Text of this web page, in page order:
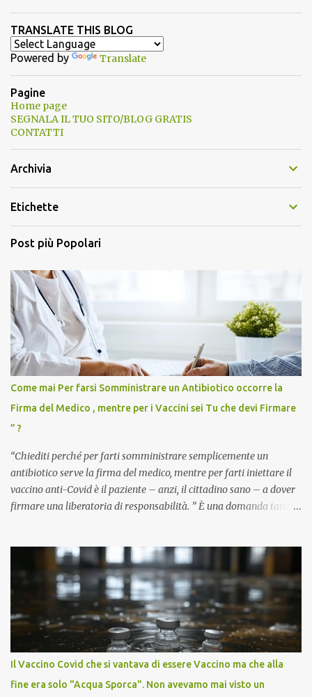
TRANSLATE THIS BLOG
Powered by Translate
Pagine
Home page
SEGNALA IL TUO SITO/BLOG GRATIS
CONTATTI
Archivia
Etichette
Post più Popolari
Come mai Per farsi Somministrare un Antibiotico occorre la
Firma del Medico , mentre per i Vaccini sei Tu che devi Firmare
” ?
“Chiediti perché per farti somministrare semplicemente un
antibiotico serve la firma del medico, mentre per farti iniettare il
vaccino anti-Covid è il paziente – anzi, il cittadino sano – a dover
firmare una liberatoria di responsabilità. ” È una domanda tanto
pandemia. Un interrogativo che dovrebbe scuotere chiunque abbia
ancora il coraggio di pensare con la propria testa. Per il vaccino
anti-Covid, un pro-farmaco, con autorizzazione condizionata,
sviluppato in tempi record, con tecnologie mai utilizzate prima su
larga scala, ancora oggetto di studio e di discussione
internazionale serve solo una firma. La tua. Lo si somministra
anche a persone sane, giovani, senza fattori di rischio, spesso già
serve una prescrizione. Non c’è diagnosi. Non c’è presa in carico.
Il Vaccino Covid che si vantava di essere Vaccino ma che alla
fine era solo "Acqua Sporca". Non avevamo mai visto un